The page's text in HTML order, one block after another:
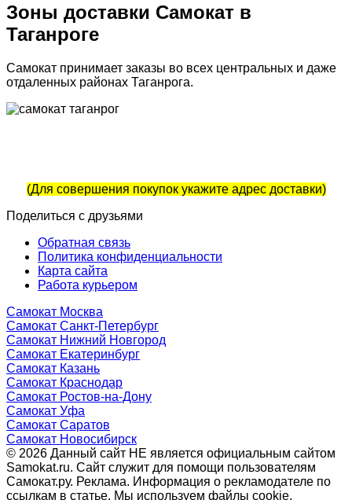
Зоны доставки Самокат в
Таганроге
Самокат принимает заказы во всех центральных и даже
отдаленных районах Таганрога.
(Для совершения покупок укажите адрес доставки)
Поделиться с друзьями
Обратная связь
Политика конфиденциальности
Карта сайта
Работа курьером
Самокат Москва
Самокат Санкт-Петербург
Самокат Нижний Новгород
Самокат Екатеринбург
Самокат Казань
Самокат Краснодар
Самокат Ростов-на-Дону
Самокат Уфа
Самокат Саратов
Самокат Новосибирск
© 2026 Данный сайт НЕ является официальным сайтом
Samokat.ru. Сайт служит для помощи пользователям
Самокат.ру. Реклама. Информация о рекламодателе по
ссылкам в статье. Мы используем файлы cookie,